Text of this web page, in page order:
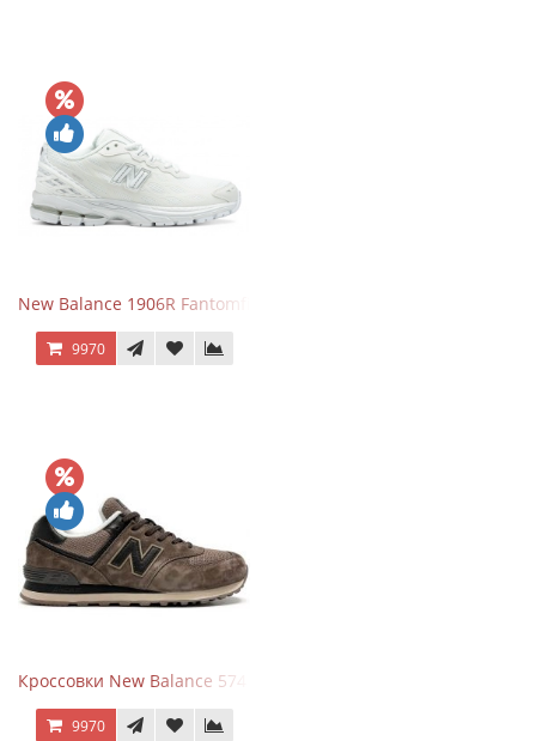
New Balance 1906R Fantomfit White
9970
Кроссовки New Balance 574 Umber Black
9970